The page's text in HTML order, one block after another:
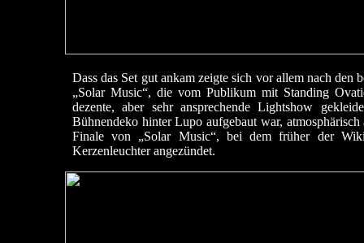
Dass das Set gut ankam zeigte sich vor allem nach
„Solar Music“, die vom Publikum mit Standing
dezente, aber sehr ansprechende Lightshow
Bühnendeko hinter Lupo aufgebaut war,
Finale von „Solar Music“, bei dem früher der
Kerzenleuchter angezündet.